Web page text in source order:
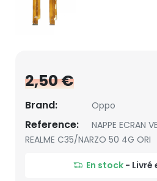
2,50 €
Brand: Oppo
Reference:
NAPPE ECRAN
REALME C35/NARZO 50 4G ORI
En stock - Livré